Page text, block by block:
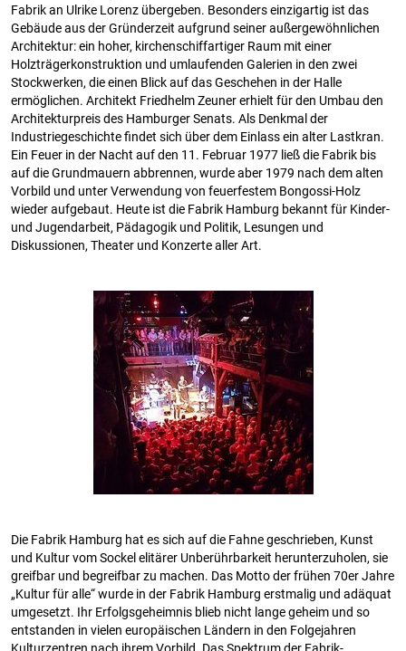
Fabrik an Ulrike Lorenz übergeben. Besonders einzigartig ist das
Gebäude aus der Gründerzeit aufgrund seiner außergewöhnlichen
Architektur: ein hoher, kirchenschiffartiger Raum mit einer
Holzträgerkonstruktion und umlaufenden Galerien in den zwei
Stockwerken, die einen Blick auf das Geschehen in der Halle
ermöglichen. Architekt Friedhelm Zeuner erhielt für den Umbau den
Architekturpreis des Hamburger Senats. Als Denkmal der
Industriegeschichte findet sich über dem Einlass ein alter Lastkran.
Ein Feuer in der Nacht auf den 11. Februar 1977 ließ die Fabrik bis
auf die Grundmauern abbrennen, wurde aber 1979 nach dem alten
Vorbild und unter Verwendung von feuerfestem Bongossi-Holz
wieder aufgebaut. Heute ist die Fabrik Hamburg bekannt für Kinder-
und Jugendarbeit, Pädagogik und Politik, Lesungen und
Diskussionen, Theater und Konzerte aller Art.
Die Fabrik Hamburg hat es sich auf die Fahne geschrieben, Kunst
und Kultur vom Sockel elitärer Unberührbarkeit herunterzuholen, sie
greifbar und begreifbar zu machen. Das Motto der frühen 70er Jahre
„Kultur für alle“ wurde in der Fabrik Hamburg erstmalig und adäquat
umgesetzt. Ihr Erfolgsgeheimnis blieb nicht lange geheim und so
entstanden in vielen europäischen Ländern in den Folgejahren
Kulturzentren nach ihrem Vorbild. Das Spektrum der Fabrik-